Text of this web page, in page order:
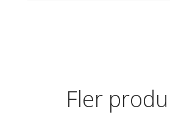
Fler